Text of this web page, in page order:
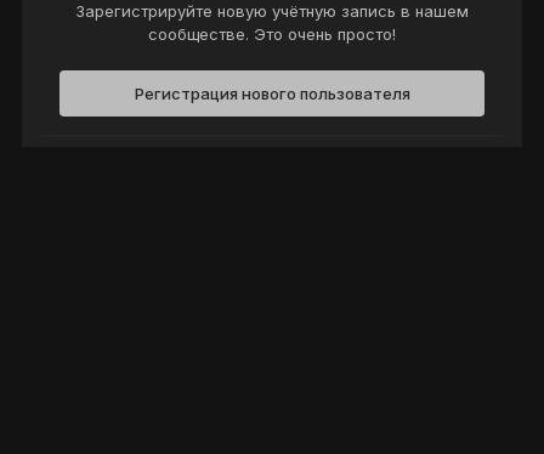
Зарегистрируйте новую учётную запись в нашем
сообществе. Это очень просто!
Регистрация нового пользователя